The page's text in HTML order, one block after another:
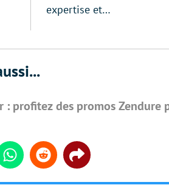
expertise et…
: profitez des promos Zendure
WhatsappReddit Share